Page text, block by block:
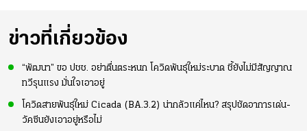
ข่าวที่เกี่ยวข้อง
“พัฒนา” ขอ ปชช. อย่าตื่นตระหนก โควิดพันธุ์ใหม่ระบาด ชี้ยังไม่มีสัญญาณ
ทวีรุนแรง มั่นใจเอาอยู่
โควิดสายพันธุ์ใหม่ Cicada (BA.3.2) น่ากลัวแค่ไหน? สรุปชัดอาการเด่น-
วัคซีนยังเอาอยู่หรือไม่